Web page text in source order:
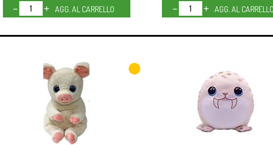
Quantità
AGG. AL CARRELLO Quantità
AGG. AL CARRELLO